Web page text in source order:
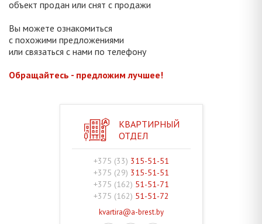
объект продан или снят с продажи
Вы можете ознакомиться
с похожими предложениями
или связаться с нами по телефону
Обращайтесь - предложим лучшее!
КВАРТИРНЫЙ
ОТДЕЛ
+375 (33) 315-51-51
+375 (29) 315-51-51
+375 (162) 51-51-71
+375 (162) 51-51-72
kvartira@a-brest.by